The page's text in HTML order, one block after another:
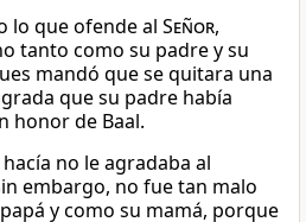
lo que ofende al Señor,
tanto como su padre y su
mandó que se quitara una
que su padre había
honor de Baal.
no le agradaba al
embargo, no fue tan malo
y como su mamá, porque